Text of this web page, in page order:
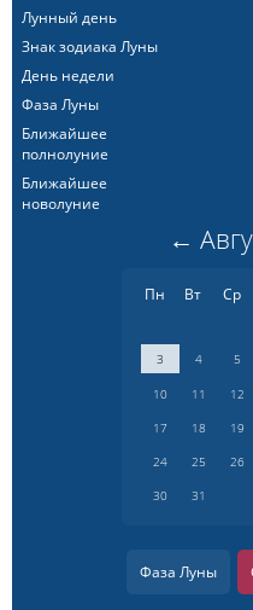
Лунный день
Знак зодиака Луны
День недели
Фаза Луны
Ближайшее
полнолуние
Ближайшее
новолуние
←
Пн Вт Ср
3 4 5
10 11 12
17
18 19
24
25 26
30
31
Фаза Луны